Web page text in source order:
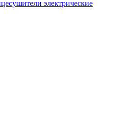
электрические